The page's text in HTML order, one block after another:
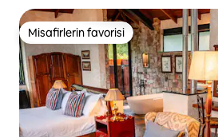
Misafirlerin favorisi
Misafirlerin favorisi